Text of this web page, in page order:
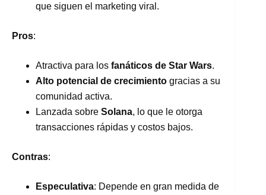
que siguen el marketing viral.
Pros:
Atractiva para los fanáticos de Star Wars.
Alto potencial de crecimiento gracias a su
comunidad activa.
Lanzada sobre Solana, lo que le otorga
transacciones rápidas y costos bajos.
Contras:
Especulativa: Depende en gran medida de